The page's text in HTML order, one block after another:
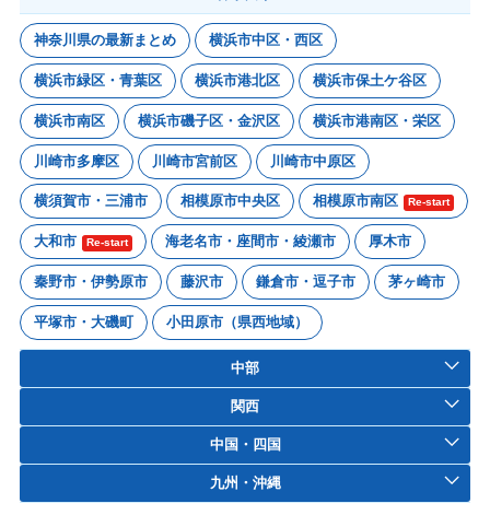
神奈川県の最新まとめ 横浜市中区・西区
横浜市緑区・青葉区 横浜市港北区 横浜市保土ケ谷区
横浜市南区 横浜市磯子区・金沢区 横浜市港南区・栄区
川崎市多摩区 川崎市宮前区 川崎市中原区
横須賀市・三浦市 相模原市中央区 相模原市南区 Re-start
大和市 Re-start 海老名市・座間市・綾瀬市 厚木市
秦野市・伊勢原市 藤沢市 鎌倉市・逗子市 茅ヶ崎市
平塚市・大磯町 小田原市（県西地域）
中部
関西
中国・四国
九州・沖縄